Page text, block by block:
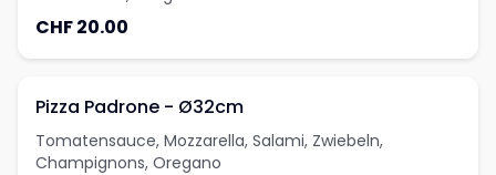
CHF 20.00
Pizza Padrone - Ø32cm
Tomatensauce, Mozzarella, Salami, Zwiebeln,
Champignons, Oregano